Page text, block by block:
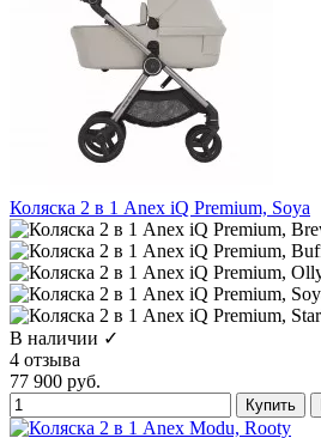
Коляска 2 в 1 Anex iQ Premium, Soya
В наличии ✓
4 отзыва
77 900 руб.
Купить